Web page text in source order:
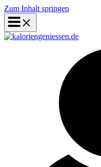
Zum Inhalt springen